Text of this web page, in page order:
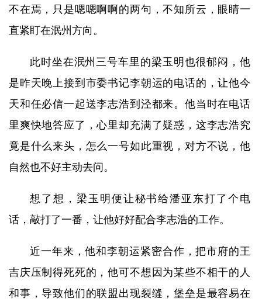
不在焉，只是嗯嗯啊啊的两句，不知所云，眼睛一
直紧盯在泯州方向。
此时坐在泯州三号车里的梁玉明也很郁闷，他
是昨天晚上接到市委书记李朝运的电话的，让他今
天和任必信一起送李志浩到泾都来。他当时在电话
里爽快地答应了，心里却充满了疑惑，这李志浩究
竟是什么来头，怎么一号如此重视，对方不说，他
自然也不好主动去问。
想了想，梁玉明便让秘书给潘亚东打了个电
话，敲打了一番，让他好好配合李志浩的工作。
近一年来，他和李朝运紧密合作，把市府的王
吉庆压制得死死的，他可不想因为某些不相干的人
和事，导致他们的联盟出现裂缝，堡垒是最容易在